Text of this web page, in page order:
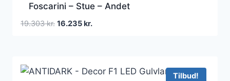
Foscarini – Stue – Andet
19.303kr. Den
19.303 kr..
16.235kr.Den
16.235 kr..
Tilbud!